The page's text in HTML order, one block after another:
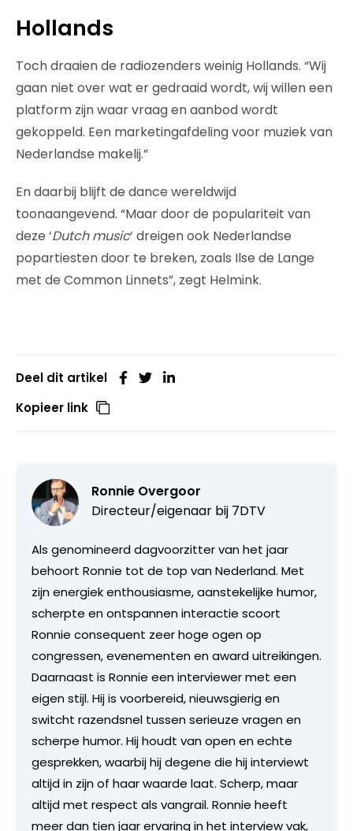
Hollands
Toch draaien de radiozenders weinig Hollands. “Wij
gaan niet over wat er gedraaid wordt, wij willen een
platform zijn waar vraag en aanbod wordt
gekoppeld. Een marketingafdeling voor muziek van
Nederlandse makelij.”
En daarbij blijft de dance wereldwijd
toonaangevend. “Maar door de populariteit van
deze ‘Dutch music‘ dreigen ook Nederlandse
popartiesten door te breken, zoals Ilse de Lange
met de Common Linnets”, zegt Helmink.
Deel dit artikel
Kopieer link
Ronnie Overgoor
Directeur/eigenaar bij 7DTV
Als genomineerd dagvoorzitter van het jaar
behoort Ronnie tot de top van Nederland. Met
zijn energiek enthousiasme, aanstekelijke humor,
scherpte en ontspannen interactie scoort
Ronnie consequent zeer hoge ogen op
congressen, evenementen en award uitreikingen.
Daarnaast is Ronnie een interviewer met een
eigen stijl. Hij is voorbereid, nieuwsgierig en
switcht razendsnel tussen serieuze vragen en
scherpe humor. Hij houdt van open en echte
gesprekken, waarbij hij degene die hij interviewt
altijd in zijn of haar waarde laat. Scherp, maar
altijd met respect als vangrail. Ronnie heeft
meer dan tien jaar ervaring in het interview vak,